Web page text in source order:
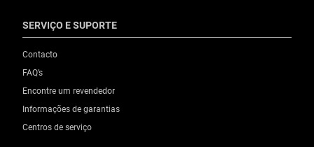
SERVIÇO E SUPORTE
Contacto
FAQ’s
Encontre um revendedor
Informações de garantias
Centros de serviço